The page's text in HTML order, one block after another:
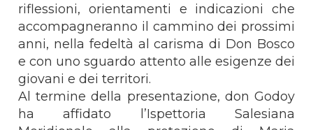
riflessioni, orientamenti e indicazioni che
accompagneranno il cammino dei prossimi
anni, nella fedeltà al carisma di Don Bosco
e con uno sguardo attento alle esigenze dei
giovani e dei territori.
Al termine della presentazione, don Godoy
ha affidato l’Ispettoria Salesiana